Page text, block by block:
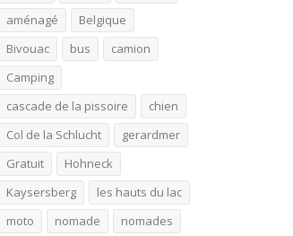
aménagé
Belgique
Bivouac
bus
camion
Camping
cascade de la pissoire
chien
Col de la Schlucht
gerardmer
Gratuit
Hohneck
Kaysersberg
les hauts du lac
moto
nomade
nomades